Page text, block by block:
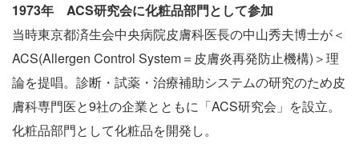
1973年 ACS研究会に化粧品部門として参加
当時東京都済生会中央病院皮膚科医長の中山秀夫博士が＜
ACS(Allergen Control System＝皮膚炎再発防止機構)＞理
論を提唱。診断・試薬・治療補助システムの研究のため皮
膚科専門医と9社の企業とともに「ACS研究会」を設立。
化粧品部門として化粧品を開発し。